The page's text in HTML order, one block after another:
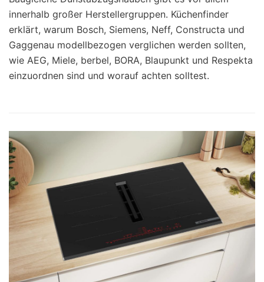
innerhalb großer Herstellergruppen. Küchenfinder
erklärt, warum Bosch, Siemens, Neff, Constructa und
Gaggenau modellbezogen verglichen werden sollten,
wie AEG, Miele, berbel, BORA, Blaupunkt und Respekta
einzuordnen sind und worauf achten solltest.